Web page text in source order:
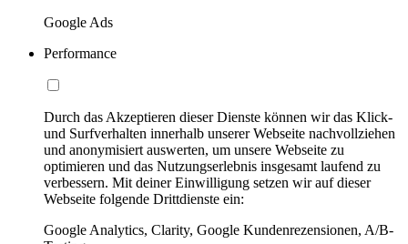
Google Ads
Performance
Durch das Akzeptieren dieser Dienste können wir das Klick-
und Surfverhalten innerhalb unserer Webseite nachvollziehen
und anonymisiert auswerten, um unsere Webseite zu
optimieren und das Nutzungserlebnis insgesamt laufend zu
verbessern. Mit deiner Einwilligung setzen wir auf dieser
Webseite folgende Drittdienste ein:
Google Analytics, Clarity, Google Kundenrezensionen, A/B-